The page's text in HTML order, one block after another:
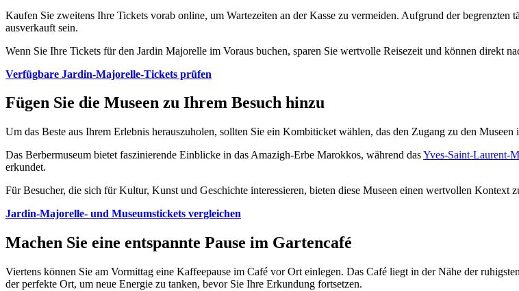
Kaufen Sie zweitens Ihre Tickets vorab online, um Wartezeiten an der Kasse zu vermeiden. Aufgrund der begrenzten
ausverkauft sein.
Wenn Sie Ihre Tickets für den Jardin Majorelle im Voraus buchen, sparen Sie wertvolle Reisezeit und können direkt
Verfügbare Jardin-Majorelle-Tickets prüfen
Fügen Sie die Museen zu Ihrem Besuch hinzu
Um das Beste aus Ihrem Erlebnis herauszuholen, sollten Sie ein Kombiticket wählen, das den Zugang zu den
Das Berbermuseum bietet faszinierende Einblicke in das Amazigh-Erbe Marokkos, während dasYves-Saint-Laurent-
erkundet.
Für Besucher, die sich für Kultur, Kunst und Geschichte interessieren, bieten diese Museen einen wertvollen Kontext
Jardin-Majorelle- und Museumstickets vergleichen
Machen Sie eine entspannte Pause im Gartencafé
Viertens können Sie am Vormittag eine Kaffeepause im Café vor Ort einlegen. Das Café liegt in der Nähe der
der perfekte Ort, um neue Energie zu tanken, bevor Sie Ihre Erkundung fortsetzen.